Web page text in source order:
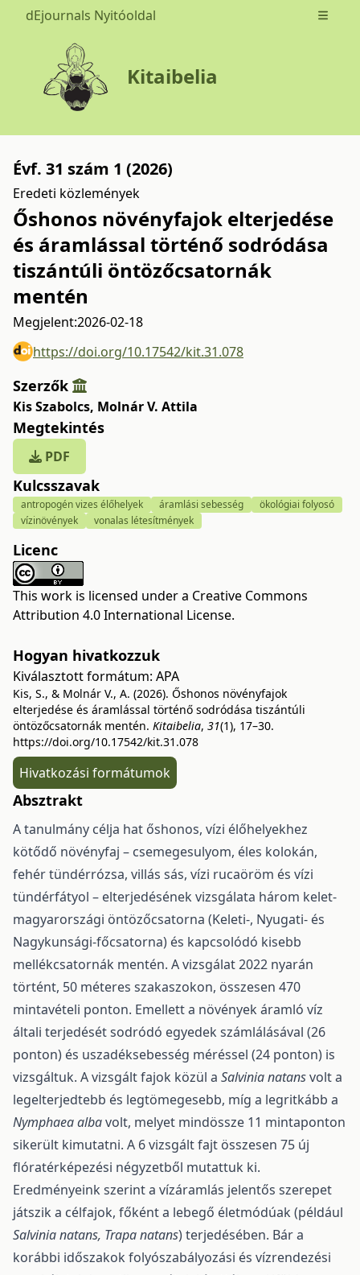
dEjournals Nyitóoldal Open
Kitaibelia
Évf. 31 szám 1 (2026)
Eredeti közlemények
Őshonos növényfajok elterjedése
és áramlással történő sodródása
tiszántúli öntözőcsatornák
mentén
Megjelent:2026-02-18
https://doi.org/10.17542/kit.31.078
Szerzők
Kis Szabolcs, Molnár V. Attila
Megtekintés
PDF
Kulcsszavak
antropogén vizes élőhelyek áramlási sebesség
ökológiai folyosó
vízinövények
vonalas létesítmények
Licenc
This work is licensed under a Creative Commons
Attribution 4.0 International License.
Hogyan hivatkozzuk
Kiválasztott formátum: APA
Kis, S., & Molnár V., A. (2026). Őshonos növényfajok
elterjedése és áramlással történő sodródása tiszántúli
öntözőcsatornák mentén. Kitaibelia, 31(1), 17–30.
https://doi.org/10.17542/kit.31.078
Hivatkozási formátumok
Absztrakt
A tanulmány célja hat őshonos, vízi élőhelyekhez
kötődő növényfaj – csemegesulyom, éles kolokán,
fehér tündérrózsa, villás sás, vízi rucaöröm és vízi
tündérfátyol – elterjedésének vizsgálata három kelet-
magyarországi öntözőcsatorna (Keleti-, Nyugati- és
Nagykunsági-főcsatorna) és kapcsoló­dó kisebb
mellékcsatornák mentén. A vizsgálat 2022 nyarán
történt, 50 méteres szakaszokon, összesen 470
mintavételi ponton. Emellett a növények áramló víz
általi terjedését sodródó egyedek számlálásá­val (26
ponton) és uszadéksebesség méréssel (24 ponton) is
vizsgáltuk. A vizsgált fajok közül a Salvinia natansvolt a
legelterjedtebb és legtömegesebb, míg a legritkább a
Nymphaea albavolt, melyet mindös­sze 11 mintaponton
sikerült kimutatni. A 6 vizsgált fajt összesen 75 új
flóratérképezési négyzetből mutattuk ki.
Eredményeink szerint a vízáramlás jelentős szerepet
játszik a célfajok, főként a lebe­gő életmódúak (például
Salvinia natans, Trapa natans) terjedésében. Bár a
korábbi időszakok folyósza­bályozási és vízrendezési